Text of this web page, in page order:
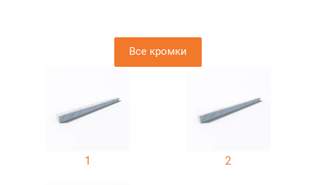
Все кромки
1 2